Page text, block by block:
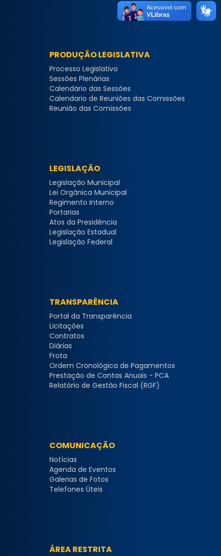
PRODUÇÃO LEGISLATIVA
Processo Legislativo
Sessões Plenárias
Calendário das Sessões
Calendario de Reuniões das Comissões
Reunião das Comissões
LEGISLAÇÃO
Legislação Municipal
Lei Orgânica Municipal
Regimento Interno
Portarias
Atos da Presidência
Legislação Estadual
Legislação Federal
TRANSPARÊNCIA
Portal da Transparência
Licitações
Contratos
Diárias
Frota
Ordem Cronológica de Pagamentos
Prestação de Contas Anuais - PCA
Relatório de Gestão Fiscal (RGF)
COMUNICAÇÃO
Notícias
Agenda de Eventos
Galerias de Fotos
Telefones Úteis
ÁREA RESTRITA